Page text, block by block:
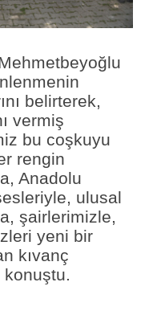
belirterek,
vermiş
bu coşkuyu
rengin
Anadolu
ulusal
şairlerimizle,
yeni bir
kıvanç
konuştu.